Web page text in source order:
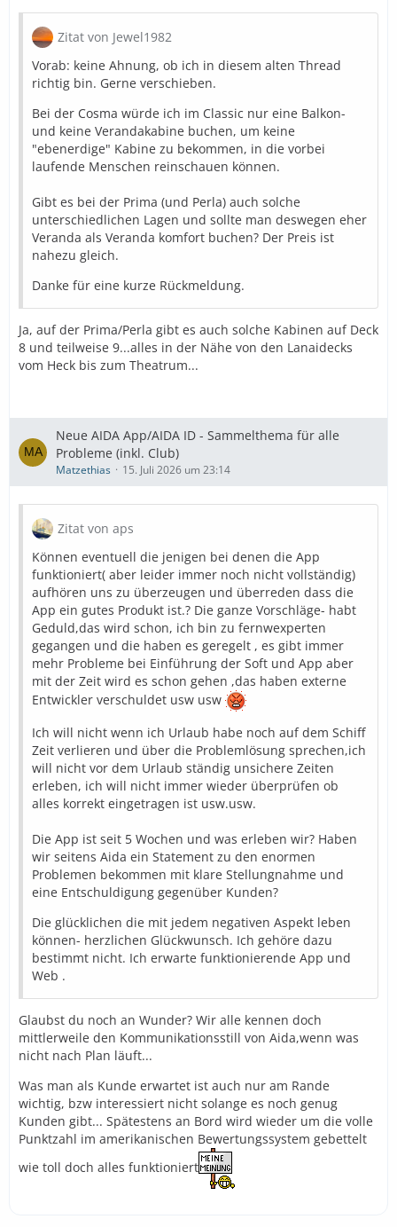
Zitat von Jewel1982
Vorab: keine Ahnung, ob ich in diesem alten Thread
richtig bin. Gerne verschieben.
Bei der Cosma würde ich im Classic nur eine Balkon-
und keine Verandakabine buchen, um keine
"ebenerdige" Kabine zu bekommen, in die vorbei
laufende Menschen reinschauen können.
Gibt es bei der Prima (und Perla) auch solche
unterschiedlichen Lagen und sollte man deswegen eher
Veranda als Veranda komfort buchen? Der Preis ist
nahezu gleich.
Danke für eine kurze Rückmeldung.
Ja, auf der Prima/Perla gibt es auch solche Kabinen auf Deck
8 und teilweise 9...alles in der Nähe von den Lanaidecks
vom Heck bis zum Theatrum...
Neue AIDA App/AIDA ID - Sammelthema für alle
Probleme (inkl. Club)
Matzethias 15. Juli 2026 um 23:14
Zitat von aps
Können eventuell die jenigen bei denen die App
funktioniert( aber leider immer noch nicht vollständig)
aufhören uns zu überzeugen und überreden dass die
App ein gutes Produkt ist.? Die ganze Vorschläge- habt
Geduld,das wird schon, ich bin zu fernwexperten
gegangen und die haben es geregelt , es gibt immer
mehr Probleme bei Einführung der Soft und App aber
mit der Zeit wird es schon gehen ,das haben externe
Entwickler verschuldet usw usw
Ich will nicht wenn ich Urlaub habe noch auf dem Schiff
Zeit verlieren und über die Problemlösung sprechen,ich
will nicht vor dem Urlaub ständig unsichere Zeiten
erleben, ich will nicht immer wieder überprüfen ob
alles korrekt eingetragen ist usw.usw.
Die App ist seit 5 Wochen und was erleben wir? Haben
wir seitens Aida ein Statement zu den enormen
Problemen bekommen mit klare Stellungnahme und
eine Entschuldigung gegenüber Kunden?
Die glücklichen die mit jedem negativen Aspekt leben
können- herzlichen Glückwunsch. Ich gehöre dazu
bestimmt nicht. Ich erwarte funktionierende App und
Web .
Glaubst du noch an Wunder? Wir alle kennen doch
mittlerweile den Kommunikationsstill von Aida,wenn was
nicht nach Plan läuft...
Was man als Kunde erwartet ist auch nur am Rande
wichtig, bzw interessiert nicht solange es noch genug
Kunden gibt... Spätestens an Bord wird wieder um die volle
Punktzahl im amerikanischen Bewertungssystem gebettelt
wie toll doch alles funktioniert